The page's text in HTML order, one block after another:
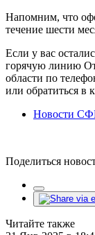
Напомним, что
течение шести
Если у вас
горячую линию
области по
или обратиться в
Новости
Поделиться
Читайте также